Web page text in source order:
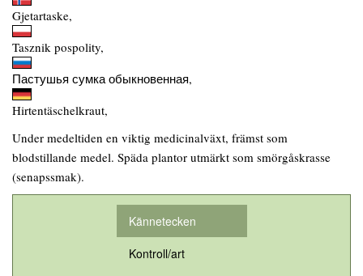
Gjetartaske,
Tasznik pospolity,
Пастушья сумка обыкновенная,
Hirtentäschelkraut,
Under medeltiden en viktig medicinalväxt, främst som
blodstillande medel. Späda plantor utmärkt som smörgåskrasse
(senapssmak).
Kännetecken
Kontroll/art